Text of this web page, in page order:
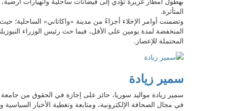
المتأثرة.
وتضمنت أوامر الإخلاء أجزاءً من مدينة «واكاتاني» الساحلية؛
المنخفضة لمدة يومين على الأقل، فيما حث رئيس الوزراء
المحتملة للإعصار.
سمير زيادة
في مجال الصحافة الإلكترونية، ومتابعة وتغطية الأخبار